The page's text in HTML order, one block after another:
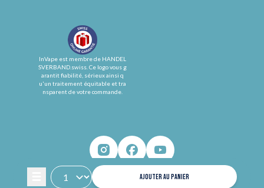
AJOUTER AU PANIER
InVape est membre de HANDEL
SVERBAND.swiss. Ce logo vous g
arantit fiabilité, sérieux ainsi q
u'un traitement équitable et tra
nsparent de votre commande.